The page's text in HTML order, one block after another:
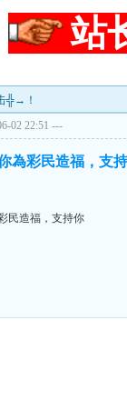
站
╬→！
02 22:51 ---
為彩民造福，支
民造福，支持你